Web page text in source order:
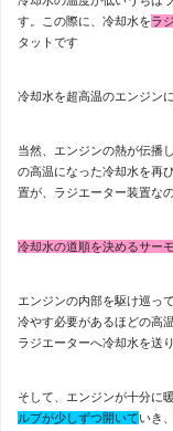
す。この際に、冷却水をラ
タットです
冷却水を超高温のエンジン
当然、エンジンの熱が伝播
の高温になった冷却水を再
置が、ラジエーター装置なの
冷却水の道順を決めるサー
エンジンの内部を駆け巡っ
冷やす必要があるほどの高
ラジエーターへ冷却水を送
そして、エンジンが十分に
ルブが少しずつ開いていき